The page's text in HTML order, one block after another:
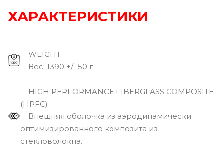
ХАРАКТЕРИСТИКИ
WEIGHT
Вec: 1390 +/- 50 г.
HIGH PERFORMANCE FIBERGLASS COMPOSITE
(HPFC)
Внешняя оболочка из аэродинамически
оптимизированного композита из
стекловолокна.